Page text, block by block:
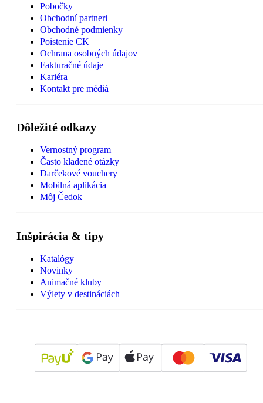
Pobočky
Obchodní partneri
Obchodné podmienky
Poistenie CK
Ochrana osobných údajov
Fakturačné údaje
Kariéra
Kontakt pre médiá
Dôležité odkazy
Vernostný program
Často kladené otázky
Darčekové vouchery
Mobilná aplikácia
Môj Čedok
Inšpirácia & tipy
Katalógy
Novinky
Animačné kluby
Výlety v destináciách